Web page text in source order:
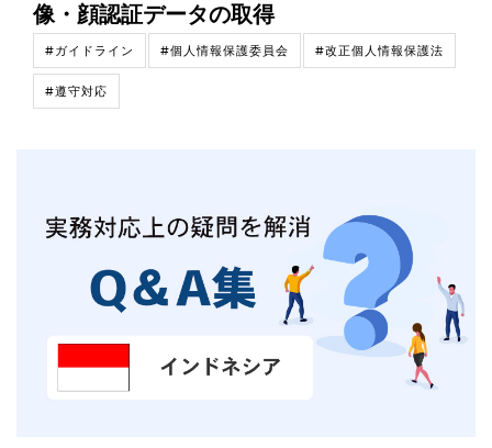
像・顔認証データの取得
#ガイドライン #個人情報保護委員会 #改正個人情報保護法
#遵守対応